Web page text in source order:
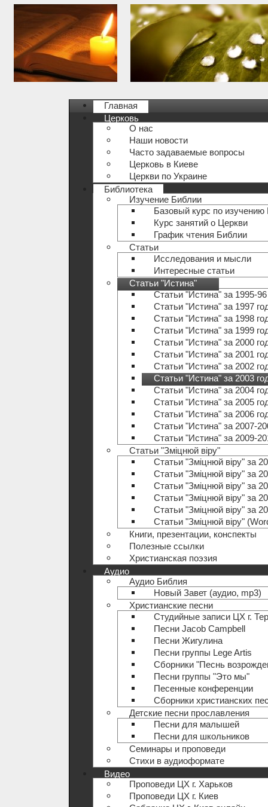
Главная
Церковь
О нас
Наши новости
Часто задаваемые вопросы
Церковь в Киеве
Церкви по Украине
Библиотека
Изучение Библии
Базовый курс по изучению
Курс занятий о Церкви
График чтения Библии
Статьи
Исследования и мысли
Интересные статьи
Статьи "Истина"
Статьи "Истина" за 1995-
Статьи "Истина" за 1997
Статьи "Истина" за 1998
Статьи "Истина" за 1999
Статьи "Истина" за 2000
Статьи "Истина" за 2001
Статьи "Истина" за 2002
Статьи "Истина" за 2003
Статьи "Истина" за 2004
Статьи "Истина" за 2005
Статьи "Истина" за 2006
Статьи "Истина" за 2007-
Статьи "Истина" за 2009-
Статьи "Зміцнюй віру"
Статьи "Зміцнюй віру" за
Статьи "Зміцнюй віру" за
Статьи "Зміцнюй віру" за
Статьи "Зміцнюй віру" за
Статьи "Зміцнюй віру" за
Статьи "Зміцнюй віру"
Книги, презентации, конспекты
Полезные ccылки
Христианская поэзия
Аудио
Аудио Библия
Новый Завет (аудио, mp3)
Христианские песни
Студийные записи ЦХ г.
Песни Jacob Campbell
Песни Жигулина
Песни группы Lege Artis
Сборники "Песнь
Песни группы "Это мы"
Песенные конференции
Сборники христианских
Детские песни прославления
Песни для малышей
Песни для школьников
Семинары и проповеди
Стихи в аудиоформате
Видео
Проповеди ЦХ г. Харьков
Проповеди ЦХ г. Киев